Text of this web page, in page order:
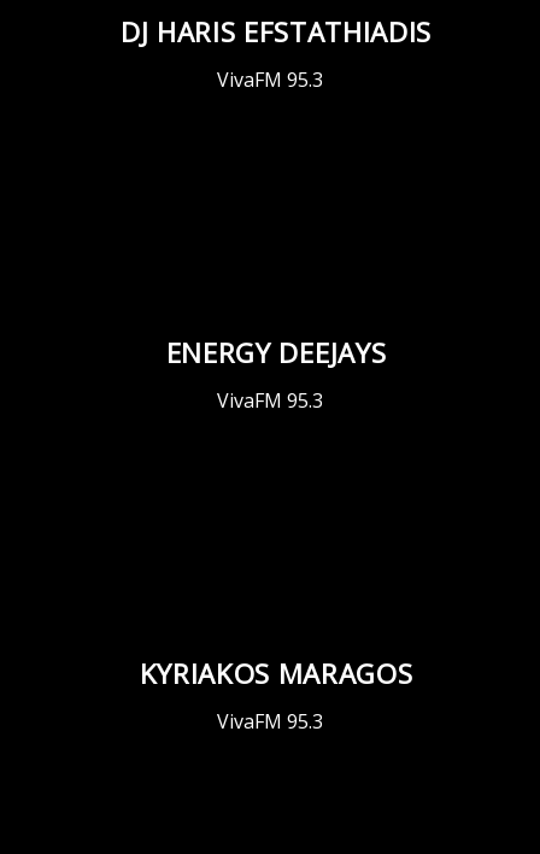
DJ HARIS EFSTATHIADIS
VivaFM 95.3
ENERGY DEEJAYS
VivaFM 95.3
KYRIAKOS MARAGOS
VivaFM 95.3